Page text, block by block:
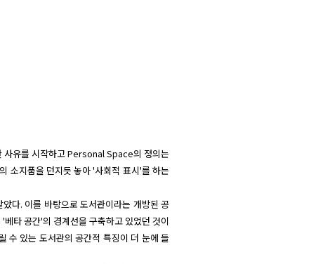
사유를 시작하고 Personal Space의 정의는
소지품을 던지듯 놓아 '사회적 표시'를 하는
다. 이를 바탕으로 도서관이라는 개방된 공
타 공간'의 경계선을 구축하고 있었던 것이
수 있는 도서관의 공간적 특징이 더 눈에 들